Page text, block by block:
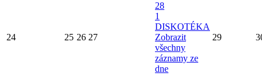
24 25 26 27
28
1
DISKOTÉKA
Zobrazit
všechny
záznamy ze
dne
29